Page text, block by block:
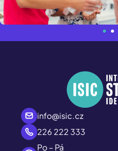
info@isic.cz
226 222 333
Po – Pá